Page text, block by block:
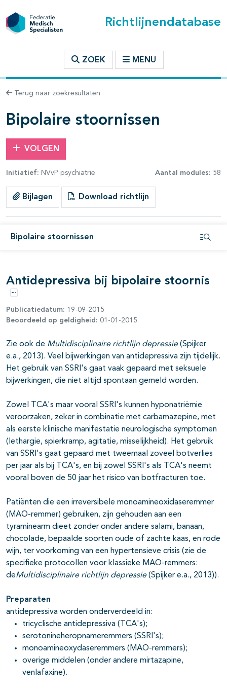
Richtlijnendatabase
ZOEK MENU
Terug naar zoekresultaten
Bipolaire stoornissen
VOLGEN
Initiatief: NVvP psychiatrie Aantal modules: 58
Bijlagen Download richtlijn
Bipolaire stoornissen
binnen deze richtlijn
open- en dichtklappen
open- en dichtklappen
open- en dichtklappen
open- en dichtklappen
open- en dichtklappen
open- en dichtklappen
Antidepressiva bij bipolaire stoornis
Opties
Publicatiedatum: 19-09-2015
Beoordeeld op geldigheid: 01-01-2015
Zie ook de Multidisciplinaire richtlijn depressie(Spijker
e.a., 2013). Veel bijwerkingen van antidepressiva zijn tijdelijk.
Het gebruik van SSRI's gaat vaak gepaard met seksuele
bijwerkingen, die niet altijd spontaan gemeld worden.
Zowel TCA's maar vooral SSRI's kunnen hyponatriëmie
veroorzaken, zeker in combinatie met carbamazepine, met
als eerste klinische manifestatie neurologische symptomen
(lethargie, spierkramp, agitatie, misselijkheid). Het gebruik
van SSRI's gaat gepaard met tweemaal zoveel botverlies
per jaar als bij TCA's, en bij zowel SSRI's als TCA's neemt
vooral boven de 50 jaar het risico van botfracturen toe.
Patiënten die een irreversibele monoamineoxidaseremmer
(MAO-remmer) gebruiken, zijn gehouden aan een
tyraminearm dieet zonder onder andere salami, banaan,
chocolade, bepaalde soorten oude of zachte kaas, en rode
wijn, ter voorkoming van een hypertensieve crisis (zie de
specifieke protocollen voor klassieke MAO-remmers:
deMultidisciplinaire richtlijn depressie(Spijker e.a., 2013)).
Preparaten
antidepressiva worden onderverdeeld in:
tricyclische antidepressiva (TCA's);
serotonineheropnameremmers (SSRI's);
monoamineoxydaseremmers (MAO-remmers);
overige middelen (onder andere mirtazapine,
venlafaxine).